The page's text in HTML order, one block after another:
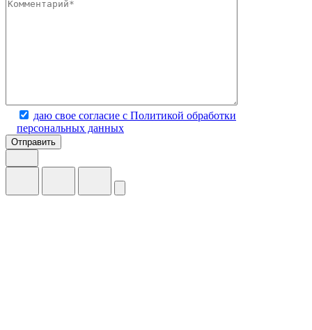
даю свое согласие с Политикой обработки
персональных данных